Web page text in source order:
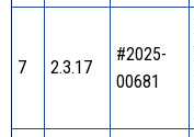
7 2.3.17
#2025-
00681